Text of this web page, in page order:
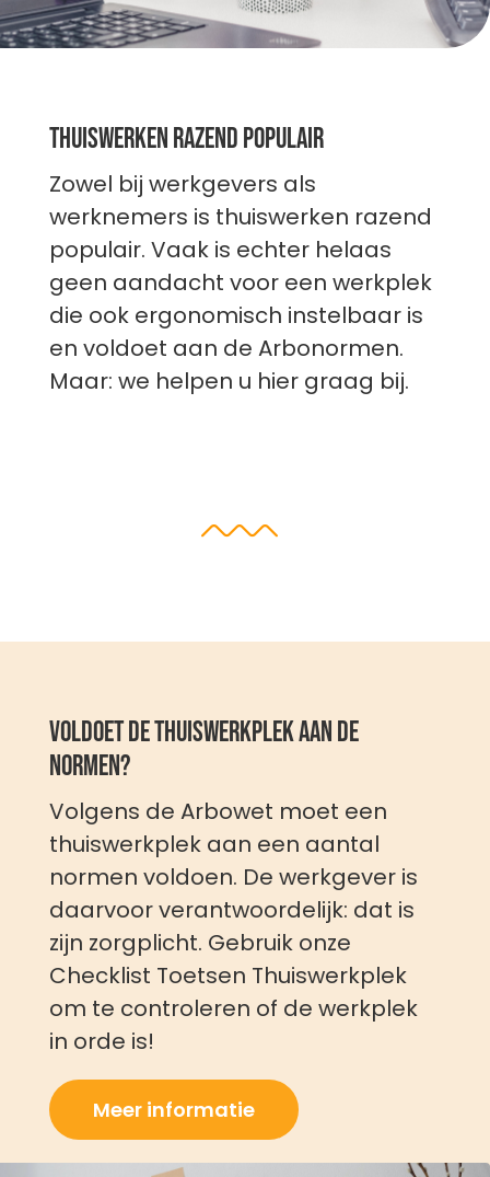
Thuiswerken razend populair
Zowel bij werkgevers als
werknemers is thuiswerken razend
populair. Vaak is echter helaas
geen aandacht voor een werkplek
die ook ergonomisch instelbaar is
en voldoet aan de Arbonormen.
Maar: we helpen u hier graag bij.
Voldoet de thuiswerkplek aan de
normen?
Volgens de Arbowet moet een
thuiswerkplek aan een aantal
normen voldoen. De werkgever is
daarvoor verantwoordelijk: dat is
zijn zorgplicht. Gebruik onze
Checklist Toetsen Thuiswerkplek
om te controleren of de werkplek
in orde is!
Meer informatie